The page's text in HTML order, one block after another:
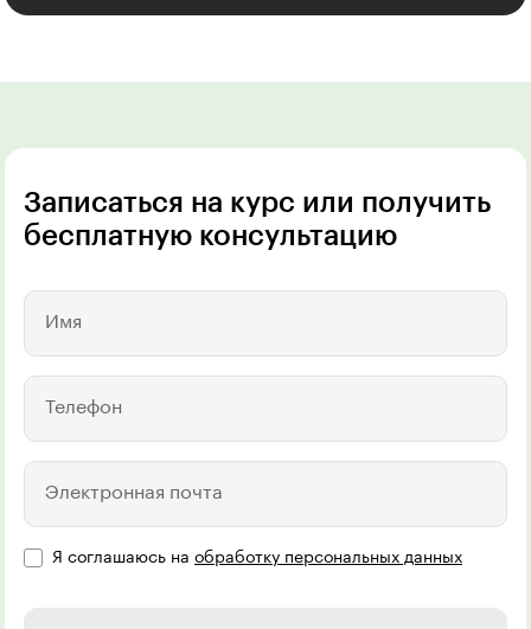
Записаться на курс или получить
бесплатную консультацию
Имя
Телефон
Электронная почта
Я соглашаюсь на обработку персональных данных